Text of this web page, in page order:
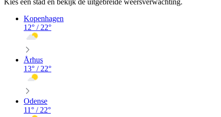
Kies een stad en bekijk de uitgebreide weersverwachting.
Kopenhagen
12° / 22°
Århus
13° / 22°
Odense
11° / 22°